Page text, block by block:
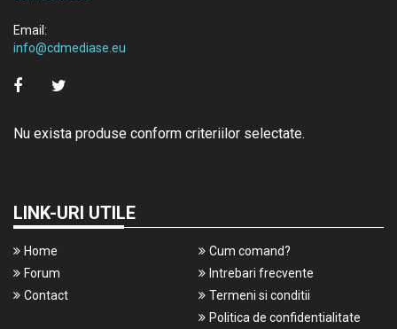
Email:
info@cdmediase.eu
Nu exista produse conform criteriilor selectate.
LINK-URI UTILE
Home
Forum
Contact
Cum comand?
Intrebari frecvente
Termeni si conditii
Politica de confidentialitate